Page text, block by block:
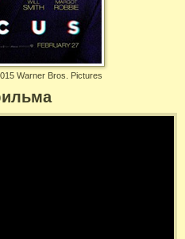
Warner Bros. Pictures